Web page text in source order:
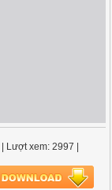
| Lượt xem: 2997